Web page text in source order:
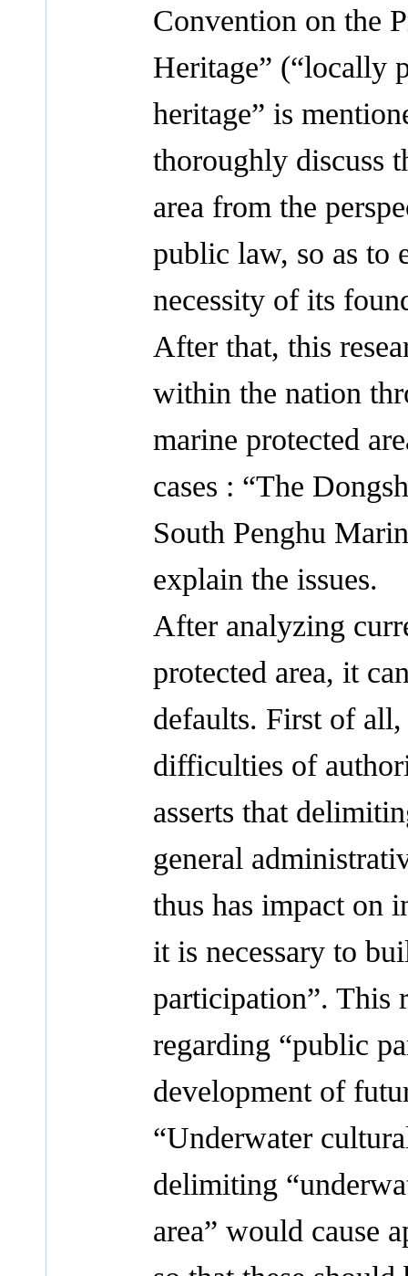
Convention on the
Heritage” (“locally
heritage” is
thoroughly discuss
area from the
public law, so as to
necessity of its
After that, this
within the nation
marine protected
cases : “The
South Penghu
explain the issues.
After analyzing
protected area, it
defaults. First of
difficulties of
asserts that
general
thus has impact on
it is necessary to
participation”. This
regarding “public
development of
“Underwater
delimiting
area” would cause